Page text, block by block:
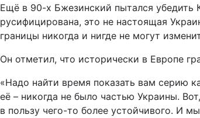
Ещё в 90-х Бжезинский пытался убедить
русифицирована, это не настоящая
границы никогда и нигде не могут
Он отметил, что исторически в Европе
«Надо найти время показать вам серию
её – никогда не было частью Украины.
в пользу чего-то более устойчивого. И